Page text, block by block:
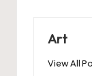
Art
View All